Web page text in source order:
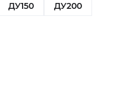
ДУ150
ДУ200